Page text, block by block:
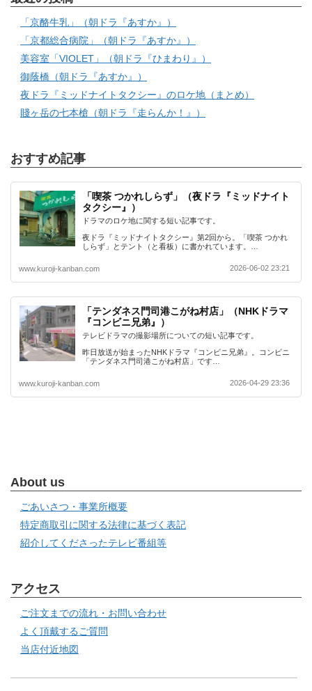
「京酪牛乳」（朝ドラ『あすか』）
「京都総合病院」（朝ドラ『あすか』）
美容室「VIOLET」（朝ドラ『ひまわり』）
御蔭橋（朝ドラ『あすか』）
夜ドラ『ミッドナイトタクシー』のロケ地（まとめ）
賤ヶ岳の七本槍（朝ドラ『走らんか！』）
おすすめ記事
「喫茶 つかれしらず」（夜ドラ『ミッドナイト
タクシー』）
ドラマのロケ地に関する短い記事です。
夜ドラ『ミッドナイトタクシー』第2回から。「喫茶 つかれ
しらず」とテント（と看板）に書かれています。…
www.kuroji-kanban.com 2026-06-02 23:21
「テンダネス門司港こがね村店」（NHKドラマ
『コンビニ兄弟』）
テレビドラマの撮影場所についての短い記事です。
昨日放送が始まったNHKドラマ『コンビニ兄弟』。コンビニ
「テンダネス門司港こがね村店」です…
www.kuroji-kanban.com 2026-04-29 23:36
About us
ごあいさつ・事業所概要
特定商取引に関する法律に基づく表記
紹介してくださったテレビ番組等
アクセス
ご注文までの流れ・お問い合わせ
よく頂戴するご質問
当店付近地図